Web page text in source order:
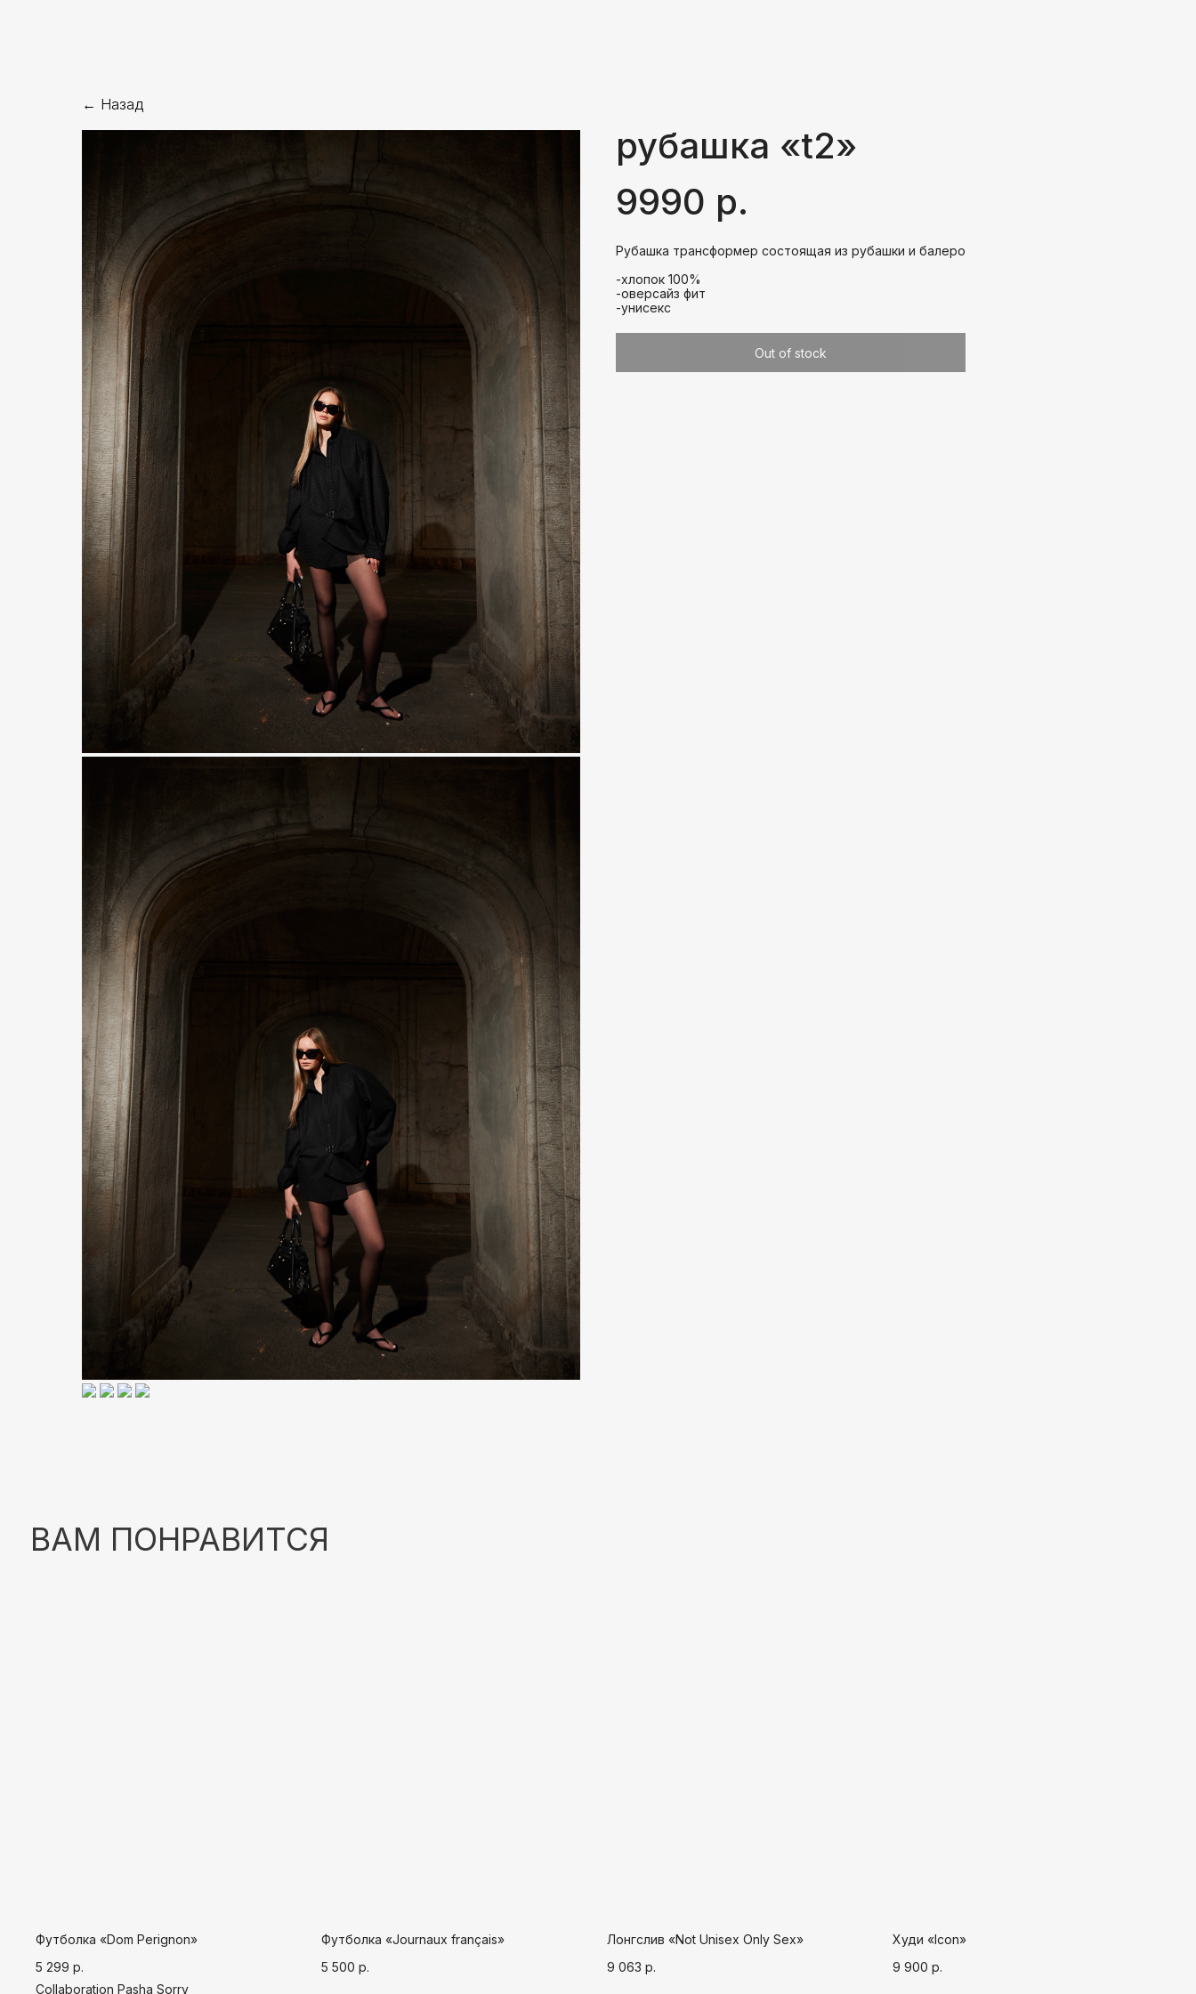
← Назад
рубашка «t2»
9990 р.
Рубашка трансформер состоящая из рубашки и балеро
-хлопок 100%
-оверсайз фит
-унисекс
Out of stock
ВАМ ПОНРАВИТСЯ
Футболка «Dom Perignon»
5 299 р.
Collaboration Pasha Sorry
Футболка «Journaux français»
5 500 р.
Лонгслив «Not Unisex Only Sex»
9 063 р.
Худи «Icon»
9 900 р.